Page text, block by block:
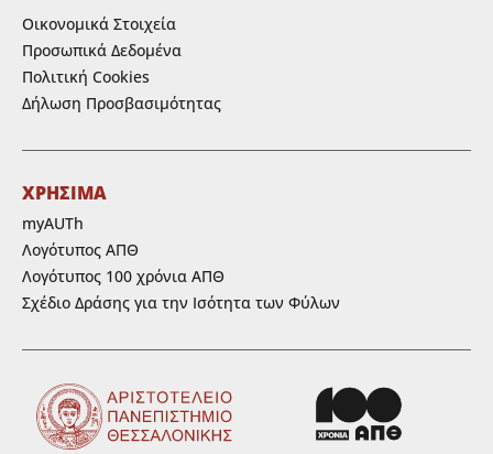
Οικονομικά Στοιχεία
Προσωπικά Δεδομένα
Πολιτική Cookies
Δήλωση Προσβασιμότητας
ΧΡΗΣΙΜΑ
myAUTh
Λογότυπος ΑΠΘ
Λογότυπος 100 χρόνια ΑΠΘ
Σχέδιο Δράσης για την Ισότητα των Φύλων